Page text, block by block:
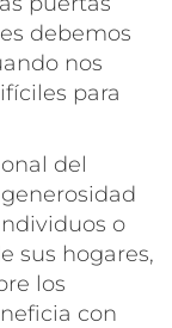
debemos
nos
para
del
o
sus hogares,
los
con